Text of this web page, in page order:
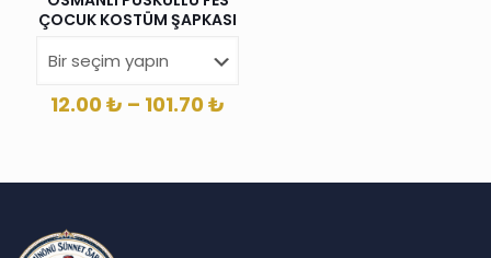
ÇOCUK KOSTÜM ŞAPKASI
12.00₺ – 101.70₺
101.70 ₺